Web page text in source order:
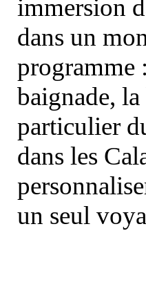
immersion
dans un
programme
baignade,
particulier
dans les
un seul